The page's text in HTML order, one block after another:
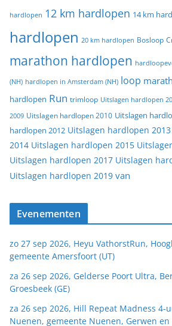
hardlopen 12 km hardlopen 14 km
hardlopen 20 km hardlopen Bosloop
marathon hardlopen
(NH) hardlopen in Amsterdam (NH) loop
hardlopen Run trimloop Uitslagen hardlopen
2009 Uitslagen hardlopen 2010 Uitslagen
hardlopen 2012 Uitslagen hardlopen 2013
2014 Uitslagen hardlopen 2015
Uitslagen hardlopen 2017 Uitslagen
Uitslagen hardlopen 2019 van
Evenementen
zo 27 sep 2026, Heyu VathorstRun,
gemeente Amersfoort (UT)
za 26 sep 2026, Gelderse Poort Ultra,
Groesbeek (GE)
za 26 sep 2026, Hill Repeat Madness
Nuenen, gemeente Nuenen, Gerwen